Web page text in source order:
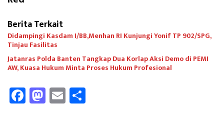
Berita Terkait
Didampingi Kasdam I/BB,Menhan RI Kunjungi Yonif TP 902/SPG,
Tinjau Fasilitas
Jatanras Polda Banten Tangkap Dua Korlap Aksi Demo di PEMI
AW, Kuasa Hukum Minta Proses Hukum Profesional
Fa
ce
M
as
E
m